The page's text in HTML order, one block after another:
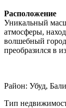
Расположение
Уникальный
атмосферы,
волшебный
преобразился в
Район: Убуд, Бали
Тип